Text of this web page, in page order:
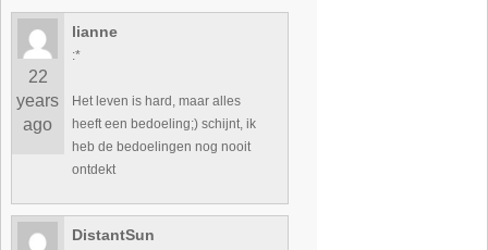
22
years
ago
lianne
:*
Het leven is hard, maar alles
heeft een bedoeling;)schijnt, ik
heb de bedoelingen nog nooit
ontdekt
DistantSun